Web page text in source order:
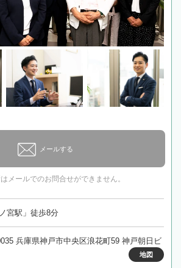
メールする
メールでのお問合せができません。
宮駅」徒歩8分
兵庫県神戸市中央区浪花町59 神戸朝日ビ
地図